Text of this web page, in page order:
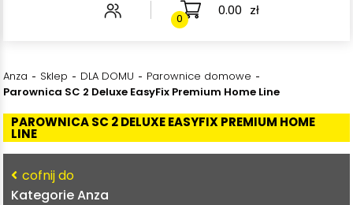
0
0.00 zł
Anza Sklep DLA DOMU
Parownice domowe
Parownica SC 2 Deluxe EasyFix Premium Home Line
PAROWNICA SC 2 DELUXE EASYFIX PREMIUM HOME
LINE
cofnij do
Kategorie Anza